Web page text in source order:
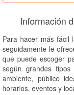
Información
Para hacer más fácil
seguidamente le
que puede escoger
según grandes
ambiente, público
horarios, eventos y